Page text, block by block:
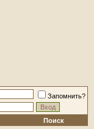
Запомнить?
Поиск